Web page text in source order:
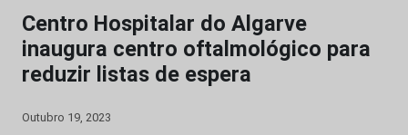
Centro Hospitalar do Algarve
inaugura centro oftalmológico para
reduzir listas de espera
Outubro 19, 2023